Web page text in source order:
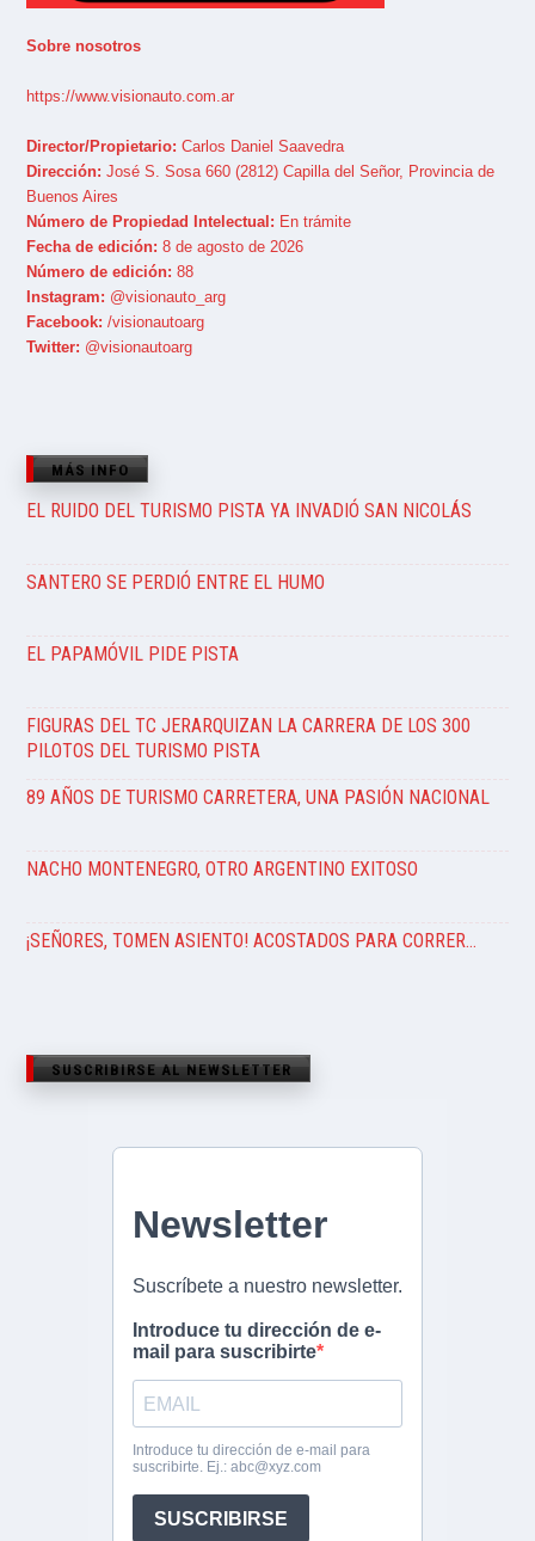
Sobre nosotros
https://www.visionauto.com.ar
Director/Propietario: Carlos Daniel Saavedra
Dirección: José S. Sosa 660 (2812) Capilla del Señor, Provincia de
Buenos Aires
Número de Propiedad Intelectual: En trámite
Fecha de edición: 8 de agosto de 2026
Número de edición: 88
Instagram: @visionauto_arg
Facebook: /visionautoarg
Twitter: @visionautoarg
MÁS INFO
EL RUIDO DEL TURISMO PISTA YA INVADIÓ SAN NICOLÁS
SANTERO SE PERDIÓ ENTRE EL HUMO
EL PAPAMÓVIL PIDE PISTA
FIGURAS DEL TC JERARQUIZAN LA CARRERA DE LOS 300
PILOTOS DEL TURISMO PISTA
89 AÑOS DE TURISMO CARRETERA, UNA PASIÓN NACIONAL
NACHO MONTENEGRO, OTRO ARGENTINO EXITOSO
¡SEÑORES, TOMEN ASIENTO! ACOSTADOS PARA CORRER…
SUSCRIBIRSE AL NEWSLETTER